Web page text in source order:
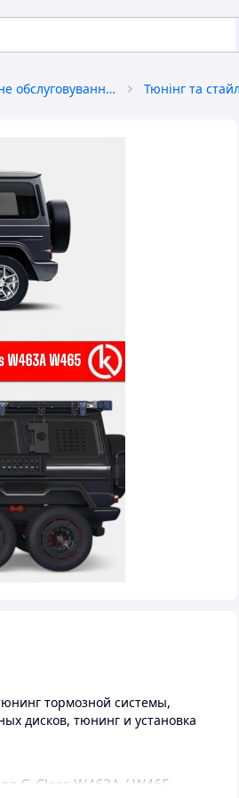
Ремонт та технічне обслуговування автотранспорту Тюнінг та
тормозной системы,
дисков, тюнинг и установка
G-Class W463A / W465